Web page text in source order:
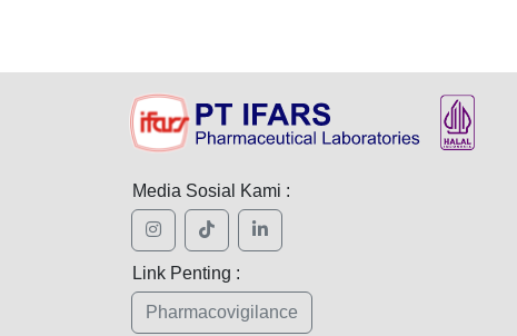
Media Sosial Kami :
Link Penting :
Pharmacovigilance